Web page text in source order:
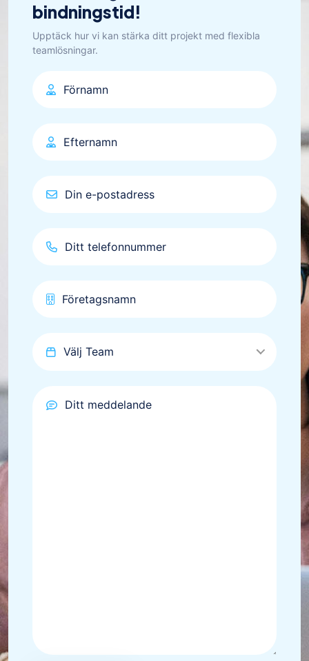
bindningstid!
Upptäck hur vi kan stärka ditt projekt med flexibla
teamlösningar.
Välj Team